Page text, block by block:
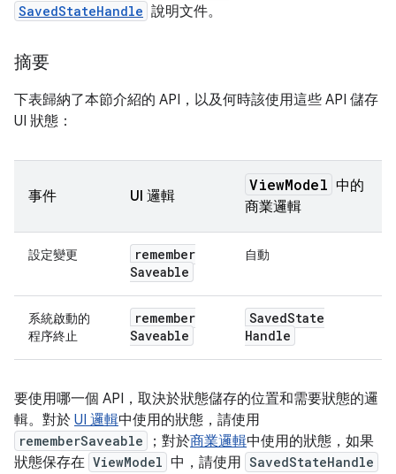
SavedStateHandle 說明文件。
摘要
下表歸納了本節介紹的 API，以及何時該使用這些 API 儲存
UI 狀態：
事件 UI 邏輯
ViewModel 中的
商業邏輯
設定變更
remember
Saveable
自動
系統啟動的
程序終止
remember
Saveable
SavedState
Handle
要使用哪一個 API，取決於狀態儲存的位置和需要狀態的邏
輯。對於 UI 邏輯中使用的狀態，請使用
rememberSaveable ；對於商業邏輯中使用的狀態，如果
狀態保存在 ViewModel 中，請使用 SavedStateHandle